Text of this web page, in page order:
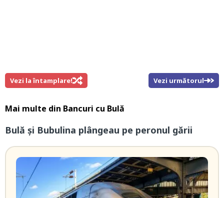
Vezi la întamplare! Vezi următorul
Mai multe din Bancuri cu Bulă
Bulă şi Bubulina plângeau pe peronul gării